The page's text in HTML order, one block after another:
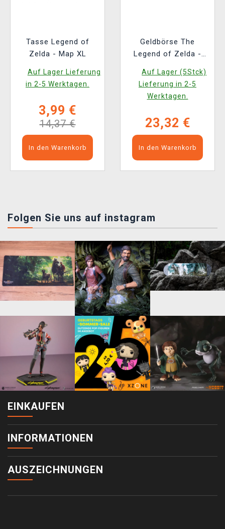
Tasse Legend of
Zelda - Map XL
Auf Lager Lieferung
in 2-5 Werktagen.
3,99 €
14,37 €
In den Warenkorb
Geldbörse The
Legend of Zelda -
Auf Lager (5Stck)
Lieferung in 2-5
Werktagen.
23,32 €
In den Warenkorb
Folgen Sie uns auf instagram
EINKAUFEN
INFORMATIONEN
AUSZEICHNUNGEN